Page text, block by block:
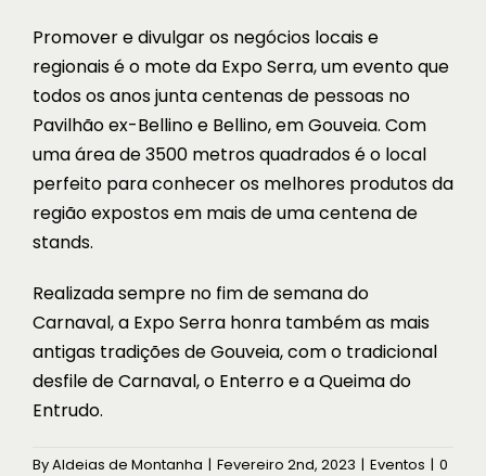
Promover e divulgar os negócios locais e
regionais é o mote da Expo Serra, um evento que
todos os anos junta centenas de pessoas no
Pavilhão ex-Bellino e Bellino, em Gouveia. Com
uma área de 3500 metros quadrados é o local
perfeito para conhecer os melhores produtos da
região expostos em mais de uma centena de
stands.
Realizada sempre no fim de semana do
Carnaval, a Expo Serra honra também as mais
antigas tradições de Gouveia, com o tradicional
desfile de Carnaval, o Enterro e a Queima do
Entrudo.
ByAldeias de Montanha | Fevereiro 2nd, 2023 | Eventos | 0